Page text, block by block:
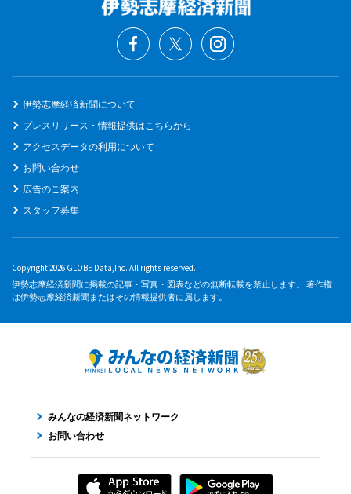
伊勢志摩経済新聞について
プレスリリース・情報提供はこちらから
アクセスデータの利用について
お問い合わせ
広告のご案内
スタッフ募集
Copyright 2026 GLOBE Data,Inc. All rights reserved.
伊勢志摩経済新聞に掲載の記事・写真・図表などの無断転載を禁止します。 著作権
は伊勢志摩経済新聞またはその情報提供者に属します。
みんなの経済新聞ネットワーク
お問い合わせ